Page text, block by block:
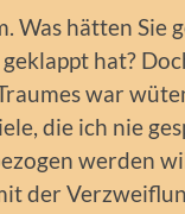
Was hätten Sie
hat?
war
die ich nie
werden
der